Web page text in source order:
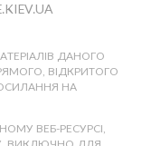
ДАНОГО
ВІДКРИТОГО
НА
ВЕБ-РЕСУРСІ,